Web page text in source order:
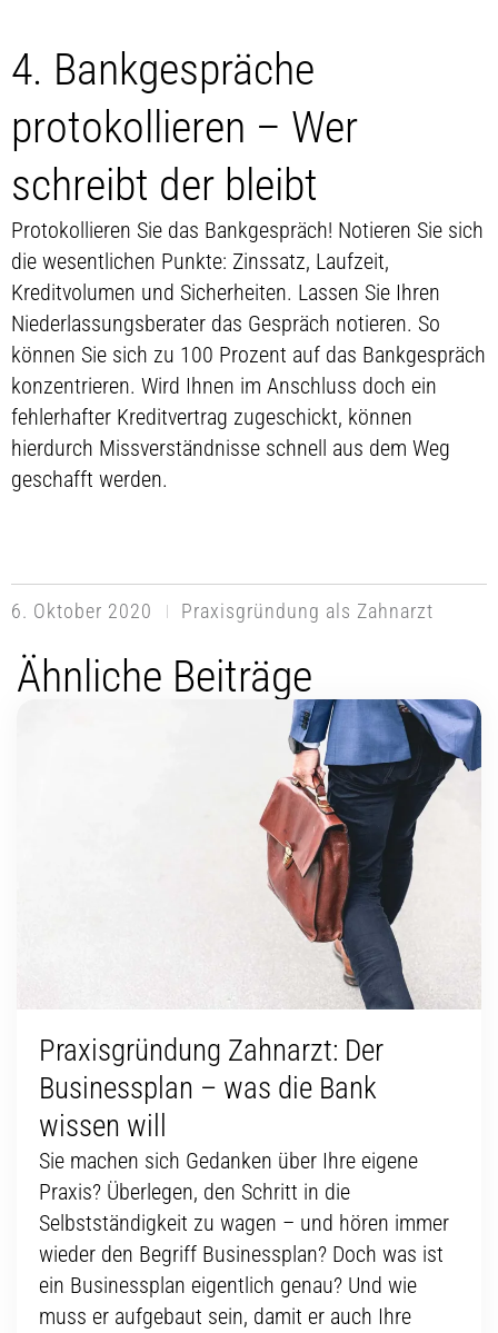
4. Bankgespräche
protokollieren – Wer
schreibt der bleibt
Protokollieren Sie das Bankgespräch! Notieren Sie sich
die wesentlichen Punkte: Zinssatz, Laufzeit,
Kreditvolumen und Sicherheiten. Lassen Sie Ihren
Niederlassungsberater das Gespräch notieren. So
können Sie sich zu 100 Prozent auf das Bankgespräch
konzentrieren. Wird Ihnen im Anschluss doch ein
fehlerhafter Kreditvertrag zugeschickt, können
hierdurch Missverständnisse schnell aus dem Weg
geschafft werden.
6. Oktober 2020 Praxisgründung als Zahnarzt
Ähnliche Beiträge
Praxisgründung Zahnarzt: Der
Businessplan – was die Bank
wissen will
Sie machen sich Gedanken über Ihre eigene
Praxis? Überlegen, den Schritt in die
Selbstständigkeit zu wagen – und hören immer
wieder den Begriff Businessplan? Doch was ist
ein Businessplan eigentlich genau? Und wie
muss er aufgebaut sein, damit er auch Ihre